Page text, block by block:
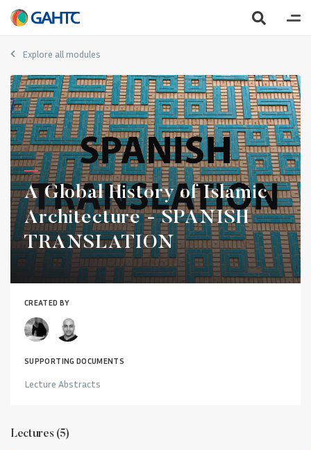
Explore all modules
A Global History of Islamic
Architecture - SPANISH
TRANSLATION
CREATED BY
SUPPORTING DOCUMENTS
Lecture Abstracts
Lectures (5)